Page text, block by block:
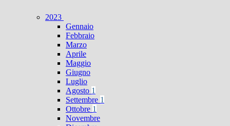
2023
Gennaio
Febbraio
Marzo
Aprile
Maggio
Giugno
Luglio
Agosto 1
Settembre 1
Ottobre 1
Novembre